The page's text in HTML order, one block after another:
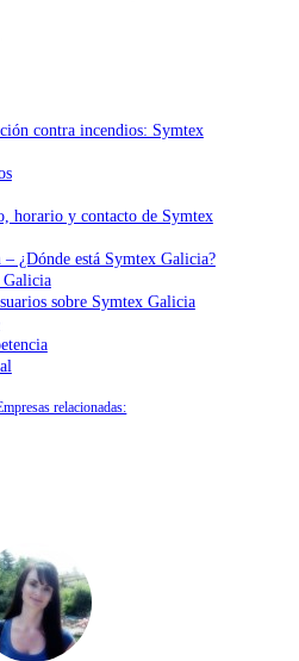
contra incendios: Symtex
horario y contacto de Symtex
¿Dónde está Symtex Galicia?
Galicia
sobre Symtex Galicia
relacionadas: